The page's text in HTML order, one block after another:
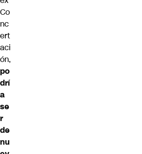
Co
nc
ert
aci
ón,
po
drí
a
se
r
de
nu